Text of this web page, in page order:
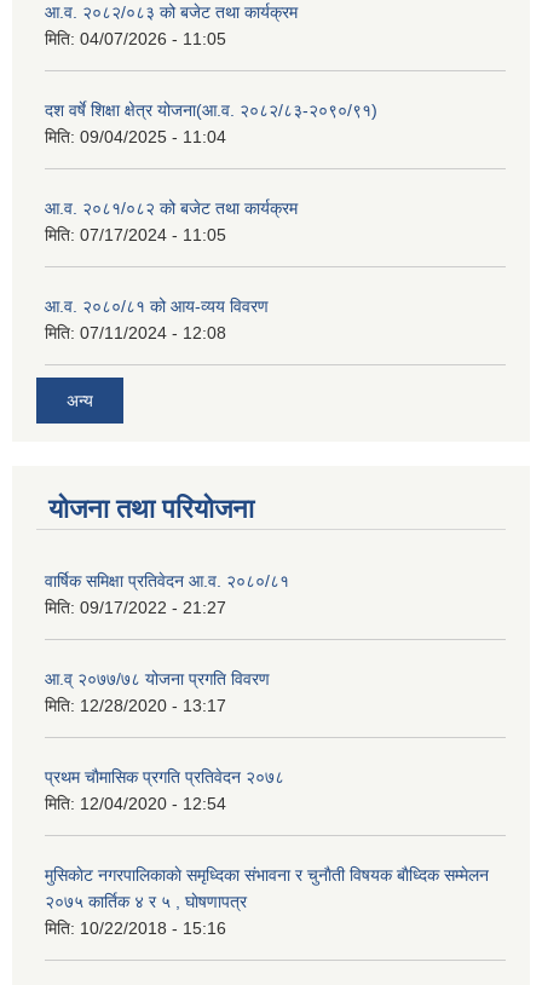
आ.व. २०८२/०८३ को बजेट तथा कार्यक्रम
मिति: 04/07/2026 - 11:05
दश वर्षे शिक्षा क्षेत्र योजना(आ.व. २०८२/८३-२०९०/९१)
मिति: 09/04/2025 - 11:04
आ.व. २०८१/०८२ को बजेट तथा कार्यक्रम
मिति: 07/17/2024 - 11:05
आ.व. २०८०/८१ को आय-व्यय विवरण
मिति: 07/11/2024 - 12:08
अन्य
योजना तथा परियोजना
वार्षिक समिक्षा प्रतिवेदन आ.व. २०८०/८१
मिति: 09/17/2022 - 21:27
आ.व् २०७७/७८ योजना प्रगति विवरण
मिति: 12/28/2020 - 13:17
प्रथम चाैमासिक प्रगति प्रतिवेदन २०७८
मिति: 12/04/2020 - 12:54
मुसिकाेट नगरपालिकाकाे समृध्दिका संभावना र चुनाैती विषयक बाैध्दिक सम्मेलन
२०७५ कार्तिक ४ र ५ , घाेषणापत्र
मिति: 10/22/2018 - 15:16